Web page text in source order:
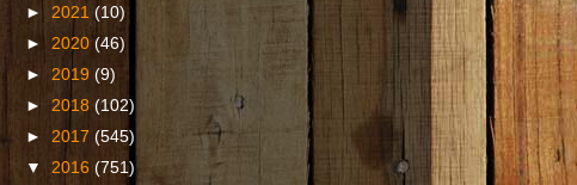
► 2021 (10)
► 2020 (46)
► 2019 (9)
► 2018 (102)
► 2017 (545)
▼ 2016 (751)